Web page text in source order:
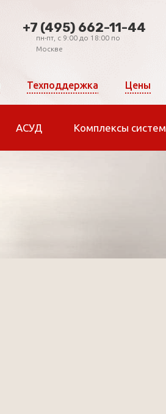
+7 (495) 662-11-44
пн-пт, c 9:00 до 18:00 по
Москве
АСУД Комплексы систем
Техподдержка Цены